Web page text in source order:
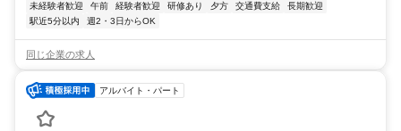
未経験者歓迎
午前 経験者歓迎 研修あり 夕方 交通費支給
長期歓迎
駅近5分以内
週2・3日からOK
同じ企業の求人
アルバイト・パート